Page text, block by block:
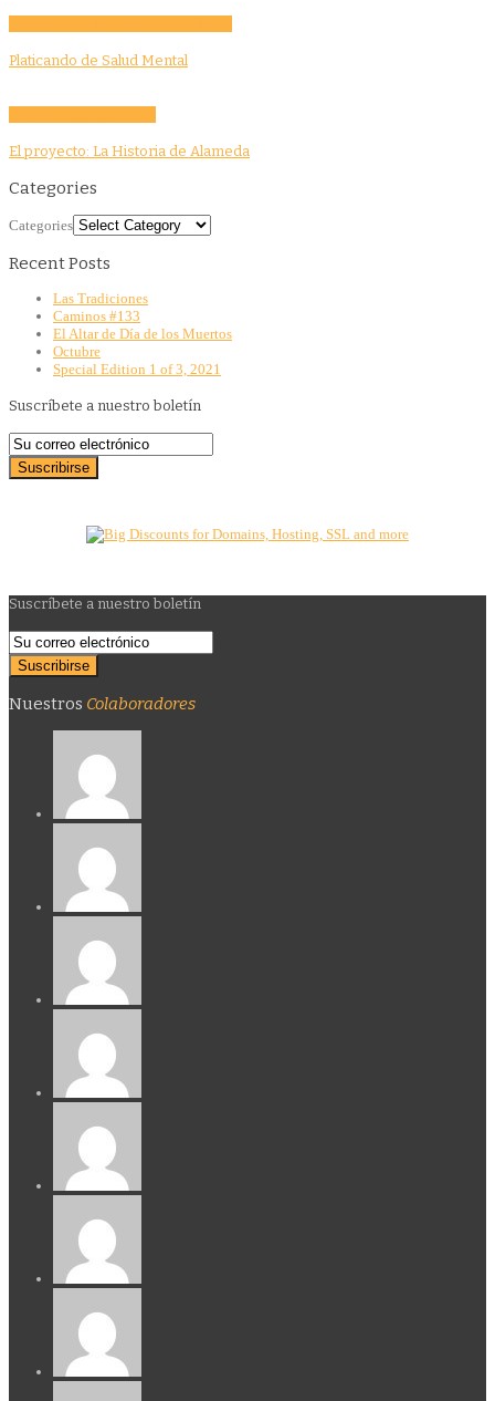
Platicando de Salud Mental
El proyecto: La Historia de Alameda
Categories
Categories
Recent Posts
Las Tradiciones
Caminos #133
El Altar de Día de los Muertos
Octubre
Special Edition 1 of 3, 2021
Suscríbete a nuestro boletín
Suscríbete a nuestro boletín
Nuestros Colaboradores